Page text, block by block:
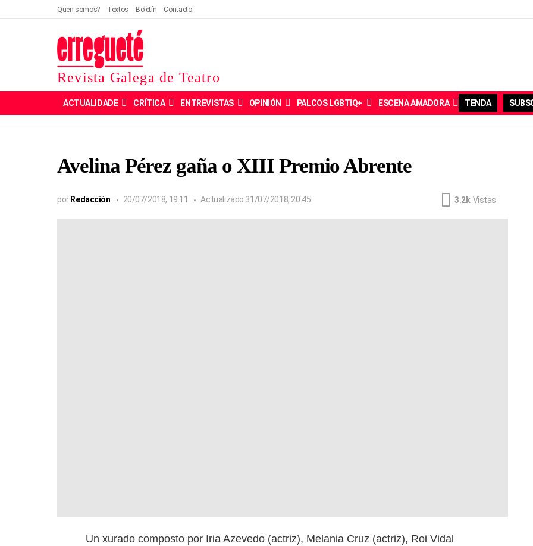
Quen somos? Textos Boletín Contacto
Revista Galega de Teatro
ACTUALIDADE CRÍTICA ENTREVISTAS OPINIÓN PALCOS LGBTIQ+ ESCENA AMADORA TENDA
Avelina Pérez gaña o XIII Premio Abrente
por Redacción 20/07/2018, 19:11 Actualizado 31/07/2018, 20:45 3.2k Vistas
Un xurado composto por Iria Azevedo (actriz), Melania Cruz (actriz), Roi Vidal